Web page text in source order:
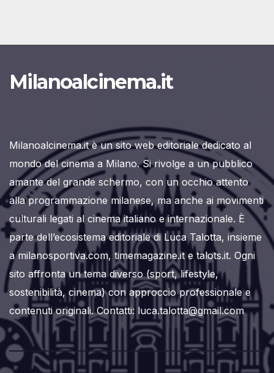
Milanoalcinema.it
Milanoalcinema.it è un sito web editoriale dedicato al
mondo del cinema a Milano. Si rivolge a un pubblico
amante del grande schermo, con un occhio attento
alla programmazione milanese, ma anche ai movimenti
culturali legati al cinema italiano e internazionale. È
parte dell’ecosistema editoriale di Luca Talotta, insieme
a milanosportiva.com, timemagazine.it e talots.it. Ogni
sito affronta un tema diverso (sport, lifestyle,
sostenibilità, cinema) con approccio professionale e
contenuti originali. Contatti: luca.talotta@gmail.com